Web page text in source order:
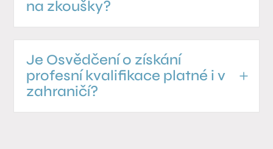
na zkoušky?
Je Osvědčení o získání
profesní kvalifikace platné i v
zahraničí?